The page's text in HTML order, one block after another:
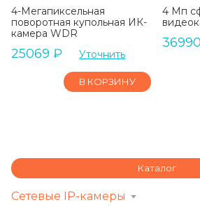
4-Мегапиксельная
поворотная купольная ИК-
камера WDR
25069 ₽ Уточнить
В КОРЗИНУ
4 Мп
36990
Каталог
Сетевые IP-камеры